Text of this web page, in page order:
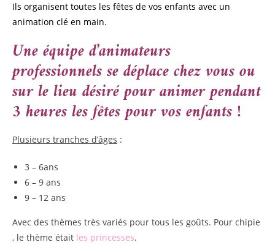
Ils organisent toutes les fêtes de vos enfants avec un
animation clé en main.
Une équipe d’animateurs
professionnels se déplace chez vous ou
sur le lieu désiré pour animer pendant
3 heures les fêtes pour vos enfants !
Plusieurs tranches d’âges :
3 – 6ans
6 – 9 ans
9 – 12 ans
Avec des thèmes très variés pour tous les goûts. Pour chipie
, le thème était les princesses.